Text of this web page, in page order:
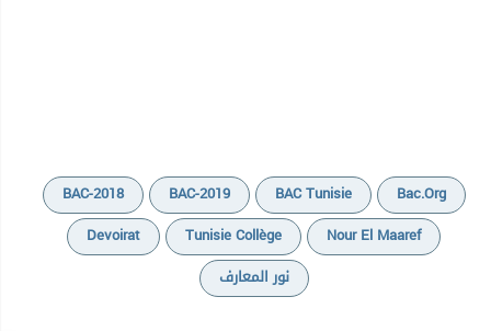
BAC-2018 BAC-2019 BAC Tunisie
Bac.org
Devoirat
Tunisie Collège
Nour El Maaref
نور المعارف